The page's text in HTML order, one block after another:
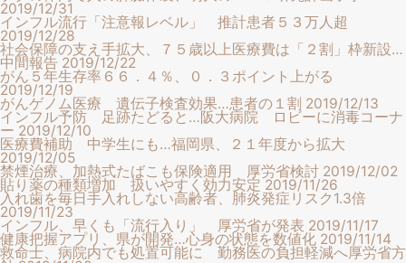
2019/12/31
インフル流行「注意報レベル」 推計患者５３万人超
2019/12/28
社会保障の支え手拡大、７５歳以上医療費は「２割」枠新設…
中間報告 2019/12/22
がん５年生存率６６．４％、０．３ポイント上がる
2019/12/19
がんゲノム医療 遺伝子検査効果…患者の１割 2019/12/13
インフル予防 足跡たどると…阪大病院 ロビーに消毒コーナ
ー 2019/12/10
医療費補助 中学生にも…福岡県、２１年度から拡大
2019/12/05
禁煙治療、加熱式たばこも保険適用 厚労省検討 2019/12/02
貼り薬の種類増加 扱いやすく効力安定2019/11/26
入れ歯を毎日手入れしない高齢者、肺炎発症リスク1.3倍
2019/11/23
インフル、早くも「流行入り」 厚労省が発表 2019/11/17
健康把握アプリ、県が開発…心身の状態を数値化 2019/11/14
救命士、病院内でも処置可能に 勤務医の負担軽減へ厚労省方